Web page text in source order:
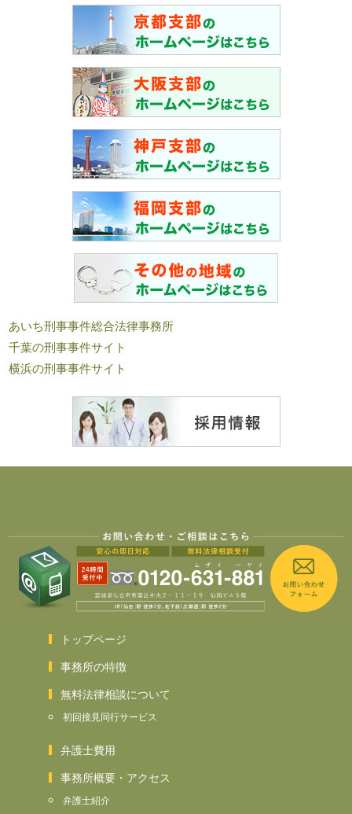
あいち刑事事件総合法律事務所
千葉の刑事事件サイト
横浜の刑事事件サイト
トップページ
事務所の特徴
無料法律相談について
初回接見同行サービス
弁護士費用
事務所概要・アクセス
弁護士紹介